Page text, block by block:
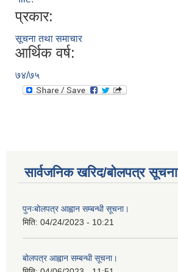
प्रकार:
सूचना तथा समाचार
आर्थिक वर्ष:
७४/७५
सार्वजनिक खरिद/बोलपत्र सूचना
पुनःबोलपत्र आह्वान सम्बन्धी सूचना।
मिति: 04/24/2023 - 10:21
बोलपत्र आह्वान सम्बन्धी सूचना।